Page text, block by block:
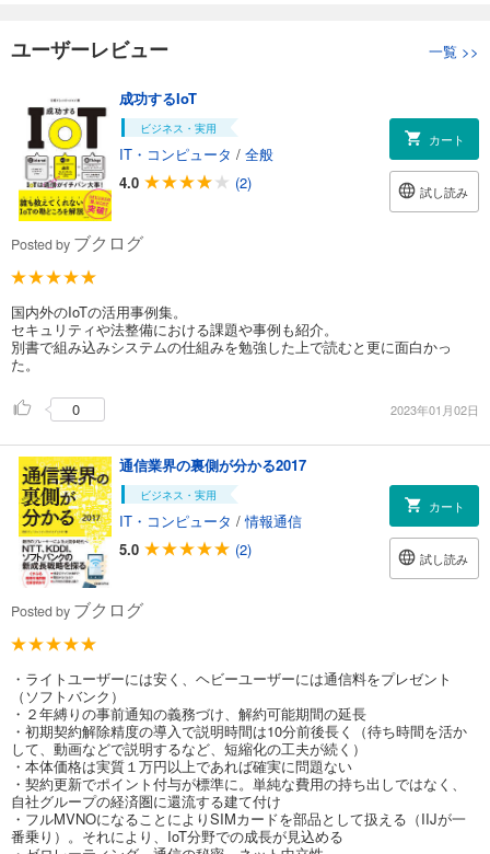
ユーザーレビュー 一覧 >>
成功するIoT
ビジネス・実用
IT・コンピュータ / 全般
4.0
(2)
カート
試し読み
Posted by ブクログ
国内外のIoTの活用事例集。
セキュリティや法整備における課題や事例も紹介。
別書で組み込みシステムの仕組みを勉強した上で読むと更に面白かっ
た。
0 2023年01月02日
通信業界の裏側が分かる2017
ビジネス・実用
IT・コンピュータ /情報通信
5.0
(2)
カート
試し読み
Posted by ブクログ
・ライトユーザーには安く、ヘビーユーザーには通信料をプレゼント
（ソフトバンク）
・２年縛りの事前通知の義務づけ、解約可能期間の延長
・初期契約解除精度の導入で説明時間は10分前後長く（待ち時間を活か
して、動画などで説明するなど、短縮化の工夫が続く）
・本体価格は実質１万円以上であれば確実に問題ない
・契約更新でポイント付与が標準に。単純な費用の持ち出しではなく、
自社グループの経済圏に還流する建て付け
・フルMVNOになることによりSIMカードを部品として扱える（IIJが一
番乗り）。それにより、IoT分野での成長が見込める